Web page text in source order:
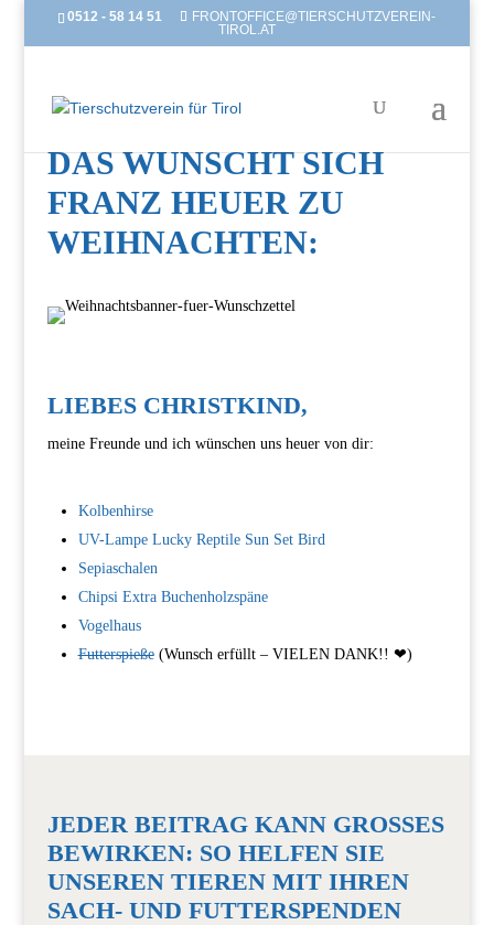
0512 - 58 14 51
FRONTOFFICE@TIERSCHUTZVEREIN-
TIROL.AT
DAS WÜNSCHT SICH
FRANZ HEUER ZU
WEIHNACHTEN:
LIEBES CHRISTKIND,
meine Freunde und ich wünschen uns heuer von dir:
Kolbenhirse
UV-Lampe Lucky Reptile Sun Set Bird
Sepiaschalen
Chipsi Extra Buchenholzspäne
Vogelhaus
Futterspieße(Wunsch erfüllt – VIELEN DANK!! ❤︎)
JEDER BEITRAG KANN GROSSES B
EWIRKEN: SO HELFEN SIE U
NSEREN TIEREN MIT IHREN S
ACH- UND FUTTERSPENDEN